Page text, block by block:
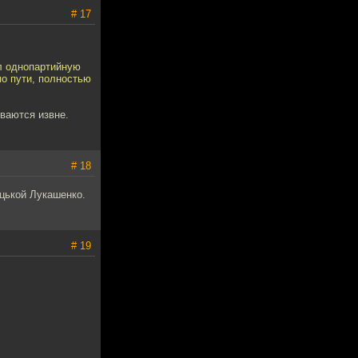
# 17
однопартийную
пути, полностью
извне.
# 18
Лукашенко.
# 19